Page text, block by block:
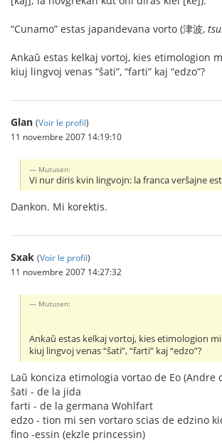
“Cunamo” estas japandevana vorto (津波,
Ankaŭ estas kelkaj vortoj, kies etimologion
kiuj lingvoj venas “ŝati”, “farti” kaj “edzo”?
Glan (Voir le profil)
11 novembre 2007 14:19:10
Mutusen:
Vi nur diris kvin lingvojn: la franca verŝajne
Dankon. Mi korektis.
Sxak (Voir le profil)
11 novembre 2007 14:27:32
Mutusen:
Ankaŭ estas kelkaj vortoj, kies etimologion
kiuj lingvoj venas “ŝati”, “farti” kaj “edzo”?
Laŭ konciza etimologia vortao de Eo (Andre
ŝati - de la jida
farti - de la germana Wohlfart
edzo - tion mi sen vortaro scias de edzino
fino -essin (ekzle princessin)